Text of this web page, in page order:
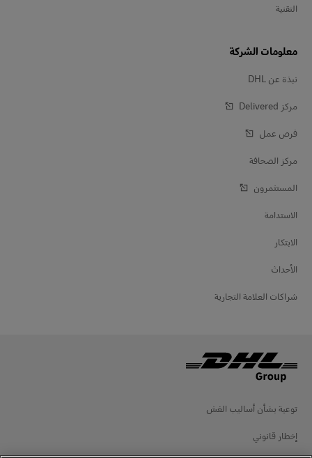
التقنية
معلومات الشركة
نبذة عن DHL
مركز Delivered‎
فرص عمل
مركز الصحافة
المستثمرون
الاستدامة
الابتكار
الأحداث
شراكات العلامة التجارية
توعية بشأن أساليب الغش
إخطار قانوني